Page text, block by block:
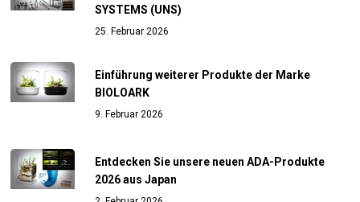
SYSTEMS (UNS)
25. Februar 2026
Einführung weiterer Produkte der Marke
BIOLOARK
9. Februar 2026
Entdecken Sie unsere neuen ADA-Produkte
2026 aus Japan